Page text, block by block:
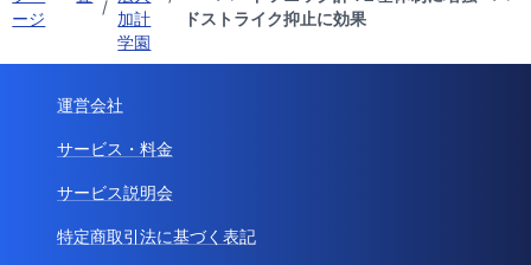
ージ
/
加計
学園
ドストライク抑止に効果
運営会社
サービス・料金
サービス説明会
特定商取引法に基づく表記